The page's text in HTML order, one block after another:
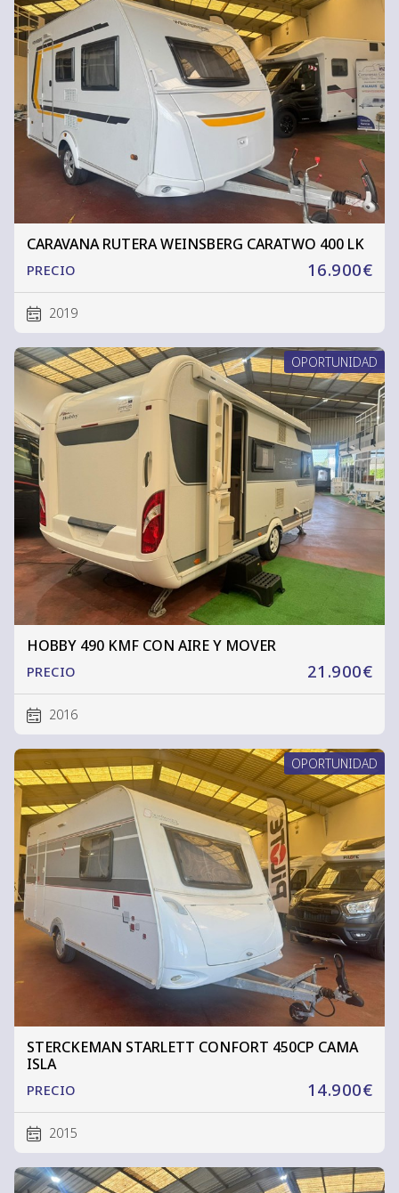
CARAVANA RUTERA WEINSBERG CARATWO 400 LK
16.900€
PRECIO
2019
OPORTUNIDAD
HOBBY 490 KMF CON AIRE Y MOVER
21.900€
PRECIO
2016
OPORTUNIDAD
STERCKEMAN STARLETT CONFORT 450CP CAMA
ISLA
14.900€
PRECIO
2015